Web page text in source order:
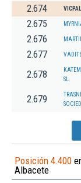
2.674
2.675
2.676
2.677
2.678
SL.
2.679
Posición 4.400
Albacete